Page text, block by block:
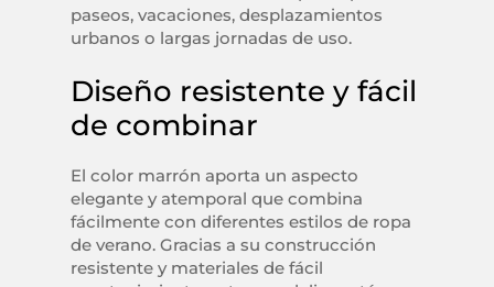
paseos, vacaciones, desplazamientos
urbanos o largas jornadas de uso.
Diseño resistente y fácil
de combinar
El color marrón aporta un aspecto
elegante y atemporal que combina
fácilmente con diferentes estilos de ropa
de verano. Gracias a su construcción
resistente y materiales de fácil